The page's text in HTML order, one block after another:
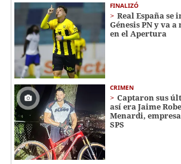
FINALIZÓ
Real España se
Génesis PN y va
en el Apertura
CRIMEN
Captaron sus
así era Jaime
Menardi​​​,
SPS